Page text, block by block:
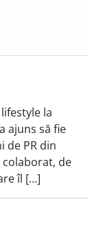
la
ajuns să fie
de PR din
de
îl […]